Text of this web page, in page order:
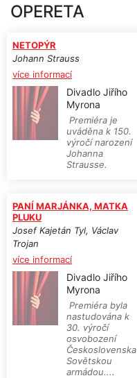
OPERETA
NETOPÝR
Johann Strauss
více informací
Divadlo Jiřího
Myrona
Premiéra je
uváděna k 150.
výročí narození
Johanna
Strausse.
PANÍ MARJÁNKA, MATKA
PLUKU
Josef Kajetán Tyl, Václav
Trojan
více informací
Divadlo Jiřího
Myrona
Premiéra byla
nastudována k
30. výročí
osvobození
Československa
Sovětskou
armádou....